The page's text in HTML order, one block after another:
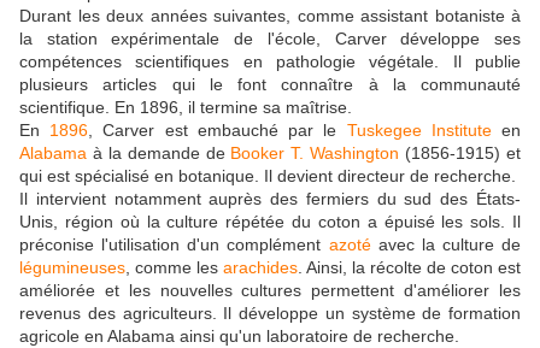
Durant les deux années suivantes, comme assistant botaniste à
la station expérimentale de l'école, Carver développe ses
compétences scientifiques en pathologie végétale. Il publie
plusieurs articles qui le font connaître à la communauté
scientifique. En 1896, il termine sa maîtrise.
En 1896 , Carver est embauché par le Tuskegee Instituteen
Alabama à la demande de Booker T. Washington (1856-1915) et
qui est spécialisé en botanique. Il devient directeur de recherche.
Il intervient notamment auprès des fermiers du sud des États-
Unis, région où la culture répétée du coton a épuisé les sols. Il
préconise l'utilisation d'un complément azotéavec la culture de
légumineuses , comme les arachides . Ainsi, la récolte de coton est
améliorée et les nouvelles cultures permettent d'améliorer les
revenus des agriculteurs. Il développe un système de formation
agricole en Alabama ainsi qu'un laboratoire de recherche.